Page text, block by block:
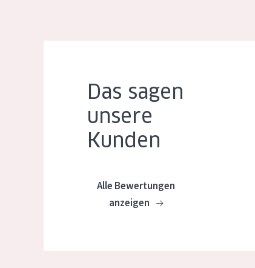
Das sagen
unsere
Kunden
Alle Bewertungen
anzeigen